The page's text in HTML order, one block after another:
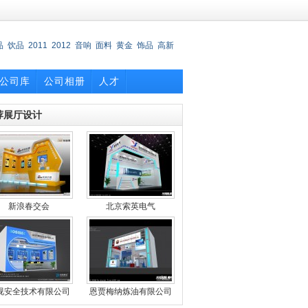
饮品 2011 2012 音响 面料 黄金 饰品 高新
公司库 公司相册 人才
展厅设计
新浪春交会 北京索英电气
安全技术有限公司 恩贾梅纳炼油有限公司